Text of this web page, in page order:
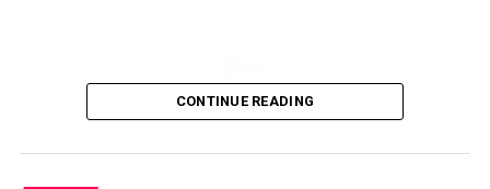
CONTINUE READING